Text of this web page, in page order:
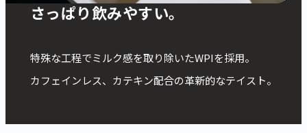
さっぱり飲みやすい。
特殊な工程でミルク感を取り除いたWPIを採用。
カフェインレス、カテキン配合の革新的なテイスト。